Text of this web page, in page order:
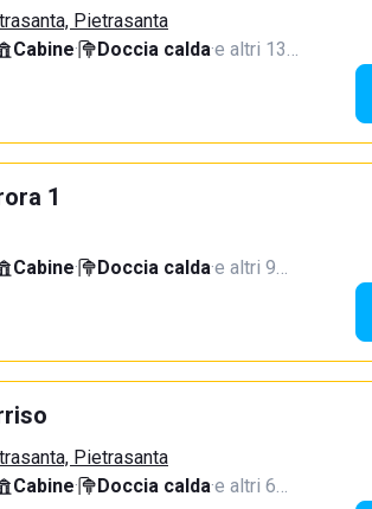
Pietrasanta
Cabine· Doccia calda·e altri 13…
1
Cabine· Doccia calda·e altri 9…
Pietrasanta
Cabine· Doccia calda·e altri 6…